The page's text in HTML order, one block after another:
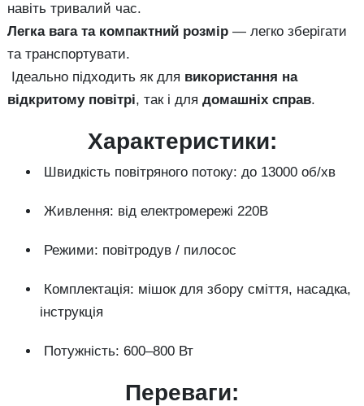
навіть тривалий час.
Легка вага та компактний розмір — легко зберігати
та транспортувати.
Ідеально підходить як для використання на
відкритому повітрі, так і для домашніх справ.
Характеристики:
Швидкість повітряного потоку: до 13000 об/хв
Живлення: від електромережі 220В
Режими: повітродув / пилосос
Комплектація: мішок для збору сміття, насадка,
інструкція
Потужність: 600–800 Вт
Переваги: